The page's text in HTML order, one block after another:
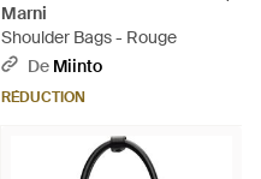
Marni
Shoulder Bags - Rouge
De Miinto
RÉDUCTION